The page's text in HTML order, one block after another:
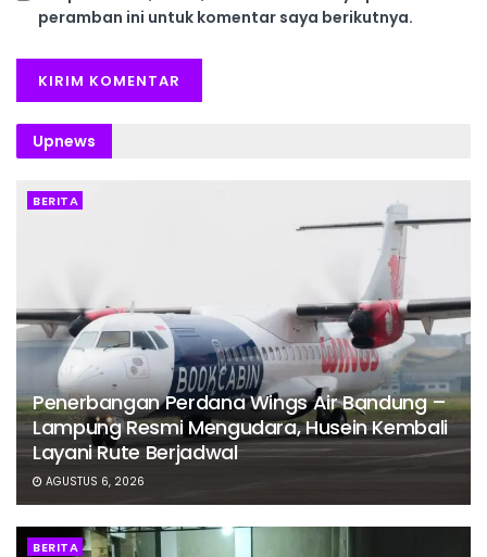
peramban ini untuk komentar saya berikutnya.
Upnews
BERITA
Penerbangan Perdana Wings Air Bandung –
Lampung Resmi Mengudara, Husein Kembali
Layani Rute Berjadwal
AGUSTUS 6, 2026
BERITA